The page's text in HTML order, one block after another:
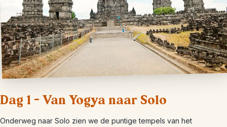
Dag 1 – Van Yogya naar Solo
Onderweg naar Solo zien we de puntige tempels van het